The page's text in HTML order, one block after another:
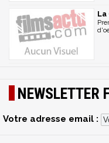
La
NEWSLETTER
Votre adresse email :